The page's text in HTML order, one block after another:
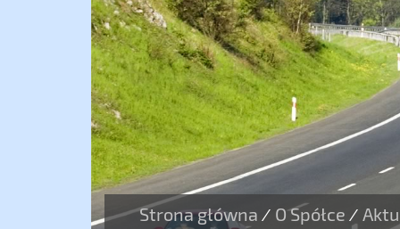
Strona główna / O Spółce /